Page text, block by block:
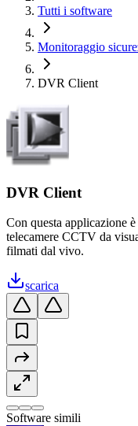
Tutti i software
Monitoraggio
DVR Client
DVR Client
Con questa applicazione
telecamere CCTV da
filmati dal vivo.
scarica
Software simili